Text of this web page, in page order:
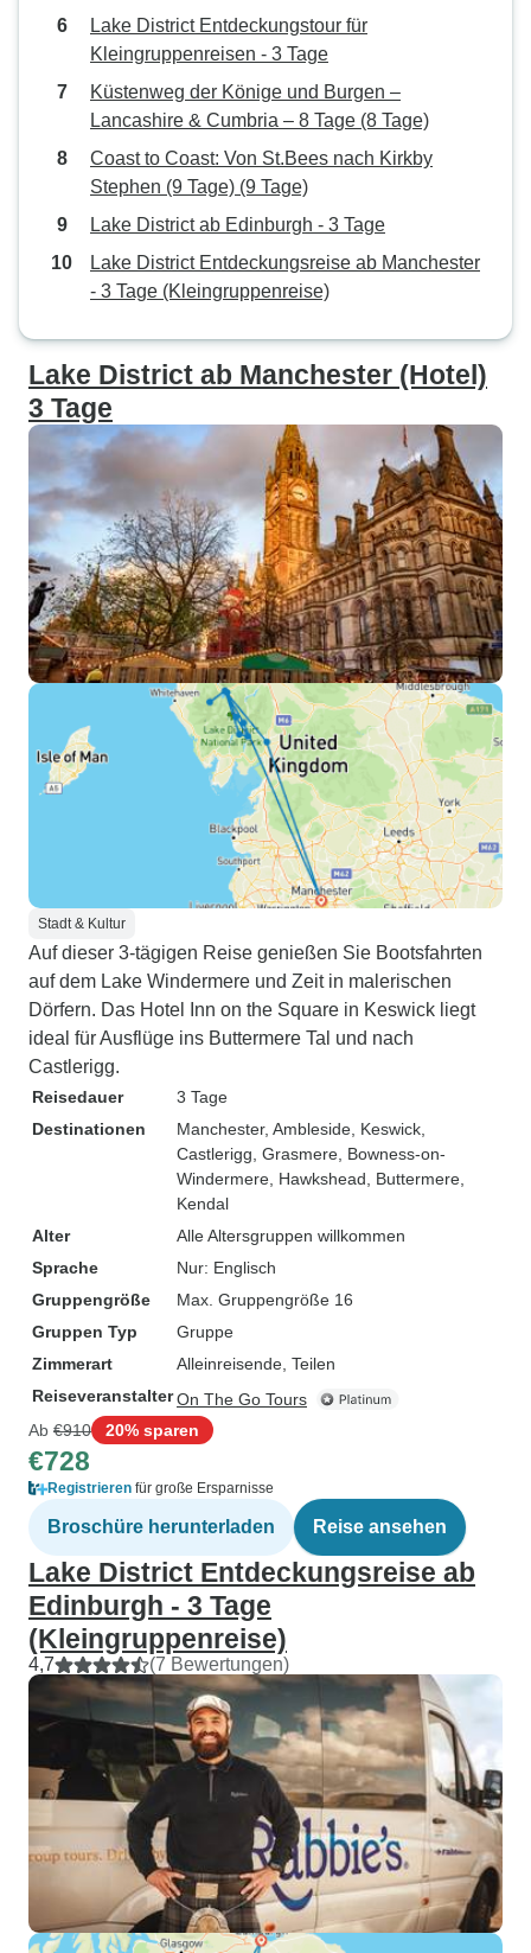
Lake District Entdeckungstour für
Kleingruppenreisen - 3 Tage
Küstenweg der Könige und Burgen –
Lancashire & Cumbria – 8 Tage (8 Tage)
Coast to Coast: Von St.Bees nach Kirkby
Stephen (9 Tage) (9 Tage)
Lake District ab Edinburgh - 3 Tage
Lake District Entdeckungsreise ab Manchester
- 3 Tage (Kleingruppenreise)
Lake District ab Manchester (Hotel)
3 Tage
Stadt & Kultur
Auf dieser 3-tägigen Reise genießen Sie Bootsfahrten
auf dem Lake Windermere und Zeit in malerischen
Dörfern. Das Hotel Inn on the Square in Keswick liegt
ideal für Ausflüge ins Buttermere Tal und nach
Castlerigg.
Reisedauer
3 Tage
Destinationen
Manchester, Ambleside , Keswick
Castlerigg , Grasmere , Bowness-on-
Windermere , Hawkshead , Buttermere
Kendal
Alter
Alle Altersgruppen willkommen
Sprache
Nur: Englisch
Gruppengröße
Max. Gruppengröße 16
Gruppen Typ
Gruppe
Zimmerart
Alleinreisende, Teilen
ReiseveranstalterOn The Go Tours
Ab €910 20% sparen
€728
Registrieren für große Ersparnisse
Broschüre herunterladen Reise ansehen
Lake District Entdeckungsreise ab
Edinburgh - 3 Tage
(Kleingruppenreise)
4,7 (7 Bewertungen)